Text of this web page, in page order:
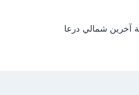
آخرين شمالي درعا